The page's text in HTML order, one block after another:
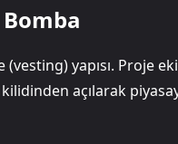
yapısı. Proje
açılarak